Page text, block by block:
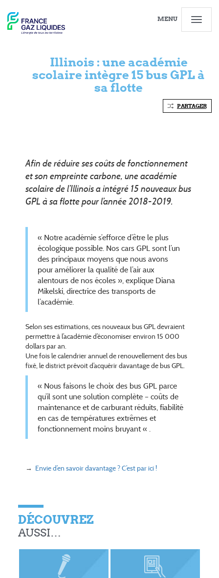
MENU
Illinois : une académie
scolaire intègre 15 bus GPL à
sa flotte
PARTAGER
Afin de réduire ses coûts de fonctionnement
et son empreinte carbone, une académie
scolaire de l’Illinois a intégré 15 nouveaux bus
GPL à sa flotte pour l’année 2018-2019.
« Notre académie s’efforce d’être le plus
écologique possible. Nos cars GPL sont l’un
des principaux moyens que nous avons
pour améliorer la qualité de l’air aux
alentours de nos écoles », explique Diana
Mikelski, directrice des transports de
l’académie.
Selon ses estimations, ces nouveaux bus GPL devraient
permettre à l’académie d’économiser environ 15 000
dollars par an.
Une fois le calendrier annuel de renouvellement des bus
fixé, le district prévoit d’acquérir davantage de bus GPL.
« Nous faisons le choix des bus GPL parce
qu’il sont une solution complète – coûts de
maintenance et de carburant réduits, fiabilité
en cas de températures extrêmes et
fonctionnement moins bruyant « .
→ Envie d’en savoir davantage ? C’est par ici !
DÉCOUVREZ
AUSSI…